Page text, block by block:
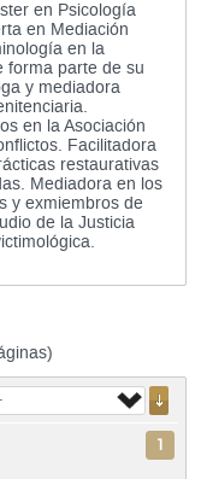
en Psicología
en Mediación
en la
forma parte de su
y mediadora
en la Asociación
Facilitadora
restaurativas
Mediadora en los
y exmiembros de
de la Justicia
1